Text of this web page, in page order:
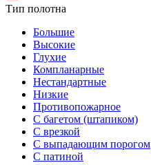
Тип полотна
Большие
Высокие
Глухие
Компланарные
Нестандартные
Низкие
Противопожарное
С багетом (штапиком)
С врезкой
С выпадающим порогом
С патиной